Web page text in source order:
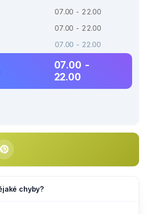
07.00 - 22.00
07.00 - 22.00
07.00 - 22.00
07.00 -
22.00
chyby?